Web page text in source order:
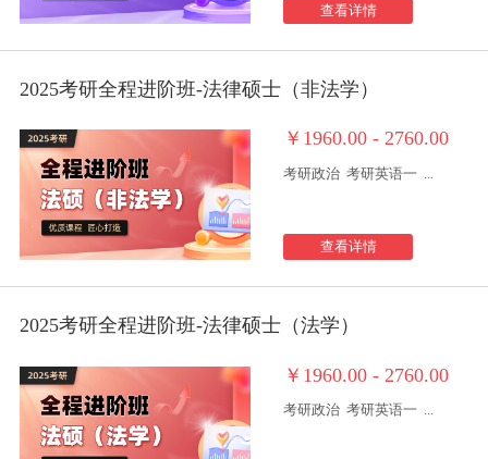
查看详情
2025考研全程进阶班-法律硕士（非法学）
￥1960.00 - 2760.00
考研政治 考研英语一
查看详情
2025考研全程进阶班-法律硕士（法学）
￥1960.00 - 2760.00
考研政治 考研英语一